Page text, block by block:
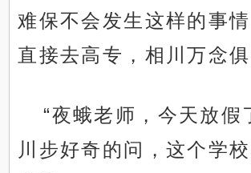
难保不会发生这样的事
直接去高专，相川万念俱
“夜蛾老师，今天放假
川步好奇的问，这个学